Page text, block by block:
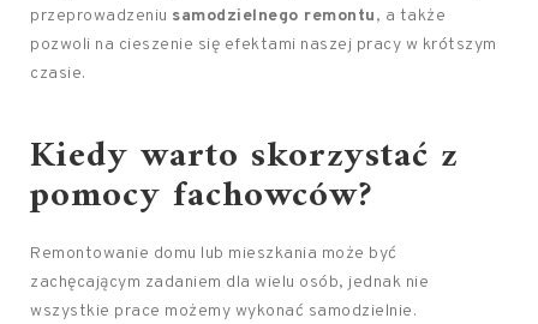
przeprowadzeniu samodzielnego remontu, a także
pozwoli na cieszenie się efektami naszej pracy w krótszym
czasie.
Kiedy warto skorzystać z
pomocy fachowców?
Remontowanie domu lub mieszkania może być
zachęcającym zadaniem dla wielu osób, jednak nie
wszystkie prace możemy wykonać samodzielnie.